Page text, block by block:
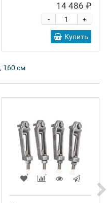
14 486 ₽
+
-
Купить
, 160 см